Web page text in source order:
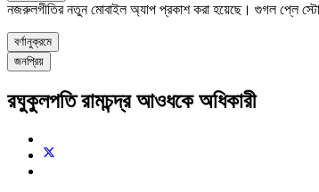
নজরুলগীতির নতুন মোবাইল অ্যাপ প্রকাশ করা হয়েছে। গুগল প্লে
বর্ণানুক্রমে
জনপ্রিয়
রঘুকুলপতি রামচন্দ্র আওধকে অধিকারী